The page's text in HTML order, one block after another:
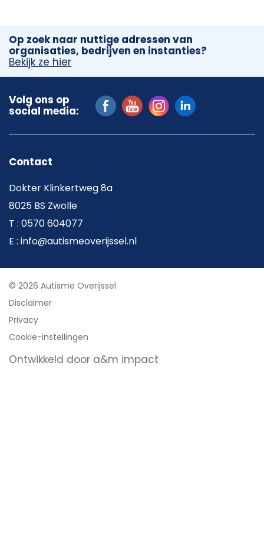
Op zoek naar nuttige adressen van
organisaties, bedrijven en instanties?
Bekijk ze hier
Volg ons op
social media:
Contact
Dokter Klinkertweg 8a
8025 BS Zwolle
T : 0570 604077
E : info@autismeoverijssel.nl
© 2026 Autisme Overijssel
Disclaimer
Privacy
Cookie-instellingen
Ontwikkeld door a&m impact